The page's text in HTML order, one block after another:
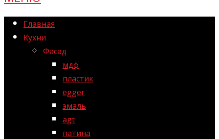
Главная
Кухни
Фасад
мдф
пластик
egger
эмаль
agt
патина